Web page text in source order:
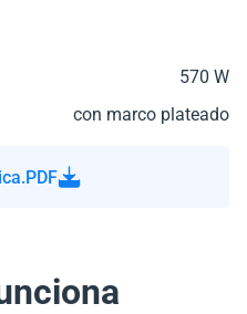
570 W
con marco plateado